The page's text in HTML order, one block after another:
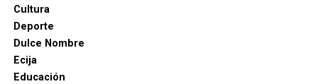
Cultura
Deporte
Dulce Nombre
Ecija
Educación